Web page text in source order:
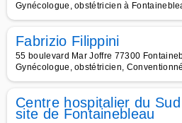
Gynécologue, obstétricien à
Fabrizio Filippini
55 boulevard Mar Joffre 77300
Gynécologue, obstétricien,
Centre hospitalier du
site de Fontainebleau